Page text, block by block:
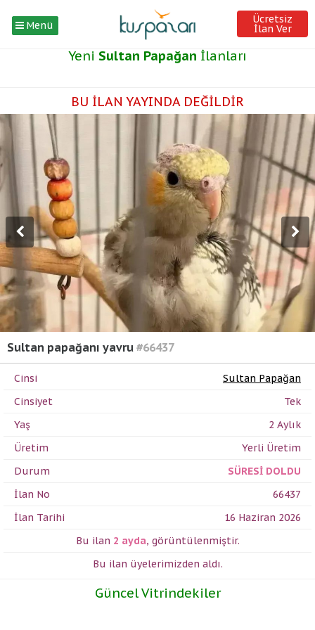
Menü Ücretsiz
İlan Ver
Yeni Sultan Papağan İlanları
BU İLAN YAYINDA DEĞİLDİR
Sultan papağanı yavru #66437
Cinsi
Sultan Papağan
Cinsiyet
Tek
Yaş
2 Aylık
Üretim
Yerli Üretim
Durum
SÜRESİ DOLDU
İlan No
66437
İlan Tarihi
16 Haziran 2026
Bu ilan 2 ayda, görüntülenmiştir.
Bu ilan üyelerimizden aldı.
Güncel Vitrindekiler